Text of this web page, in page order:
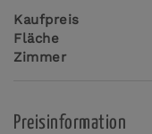
Kaufpreis
Fläche
Zimmer
Preisinformation